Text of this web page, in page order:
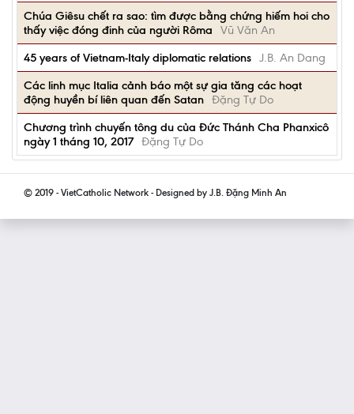
Chúa Giêsu chết ra sao: tìm được bằng chứng hiếm hoi cho
thấy việc đóng đinh của người Rôma
Vũ Văn An
45 years of Vietnam-Italy diplomatic relations J.B. An Dang
Các linh mục Italia cảnh báo một sự gia tăng các hoạt
động huyền bí liên quan đến Satan Đặng Tự Do
Chương trình chuyến tông du của Đức Thánh Cha Phanxicô
ngày 1 tháng 10, 2017 Đặng Tự Do
© 2019 - VietCatholic Network - Designed by J.B. Đặng Minh An